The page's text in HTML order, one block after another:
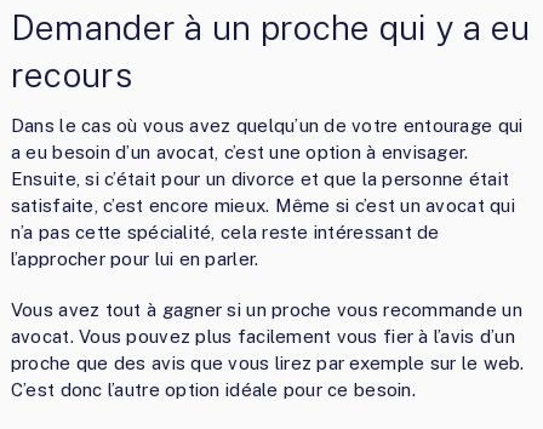
Demander à un proche qui y a eu
recours
Dans le cas où vous avez quelqu’un de votre entourage qui
a eu besoin d’un avocat, c’est une option à envisager.
Ensuite, si c’était pour un divorce et que la personne était
satisfaite, c’est encore mieux. Même si c’est un avocat qui
n’a pas cette spécialité, cela reste intéressant de
l’approcher pour lui en parler.
Vous avez tout à gagner si un proche vous recommande un
avocat. Vous pouvez plus facilement vous fier à l’avis d’un
proche que des avis que vous lirez par exemple sur le web.
C’est donc l’autre option idéale pour ce besoin.